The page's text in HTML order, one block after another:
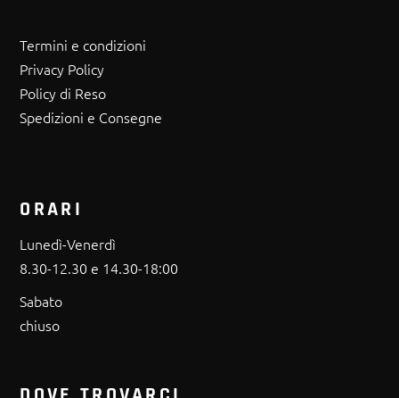
Termini e condizioni
Privacy Policy
Policy di Reso
Spedizioni e Consegne
ORARI
Lunedì-Venerdì
8.30-12.30 e 14.30-18:00
Sabato
chiuso